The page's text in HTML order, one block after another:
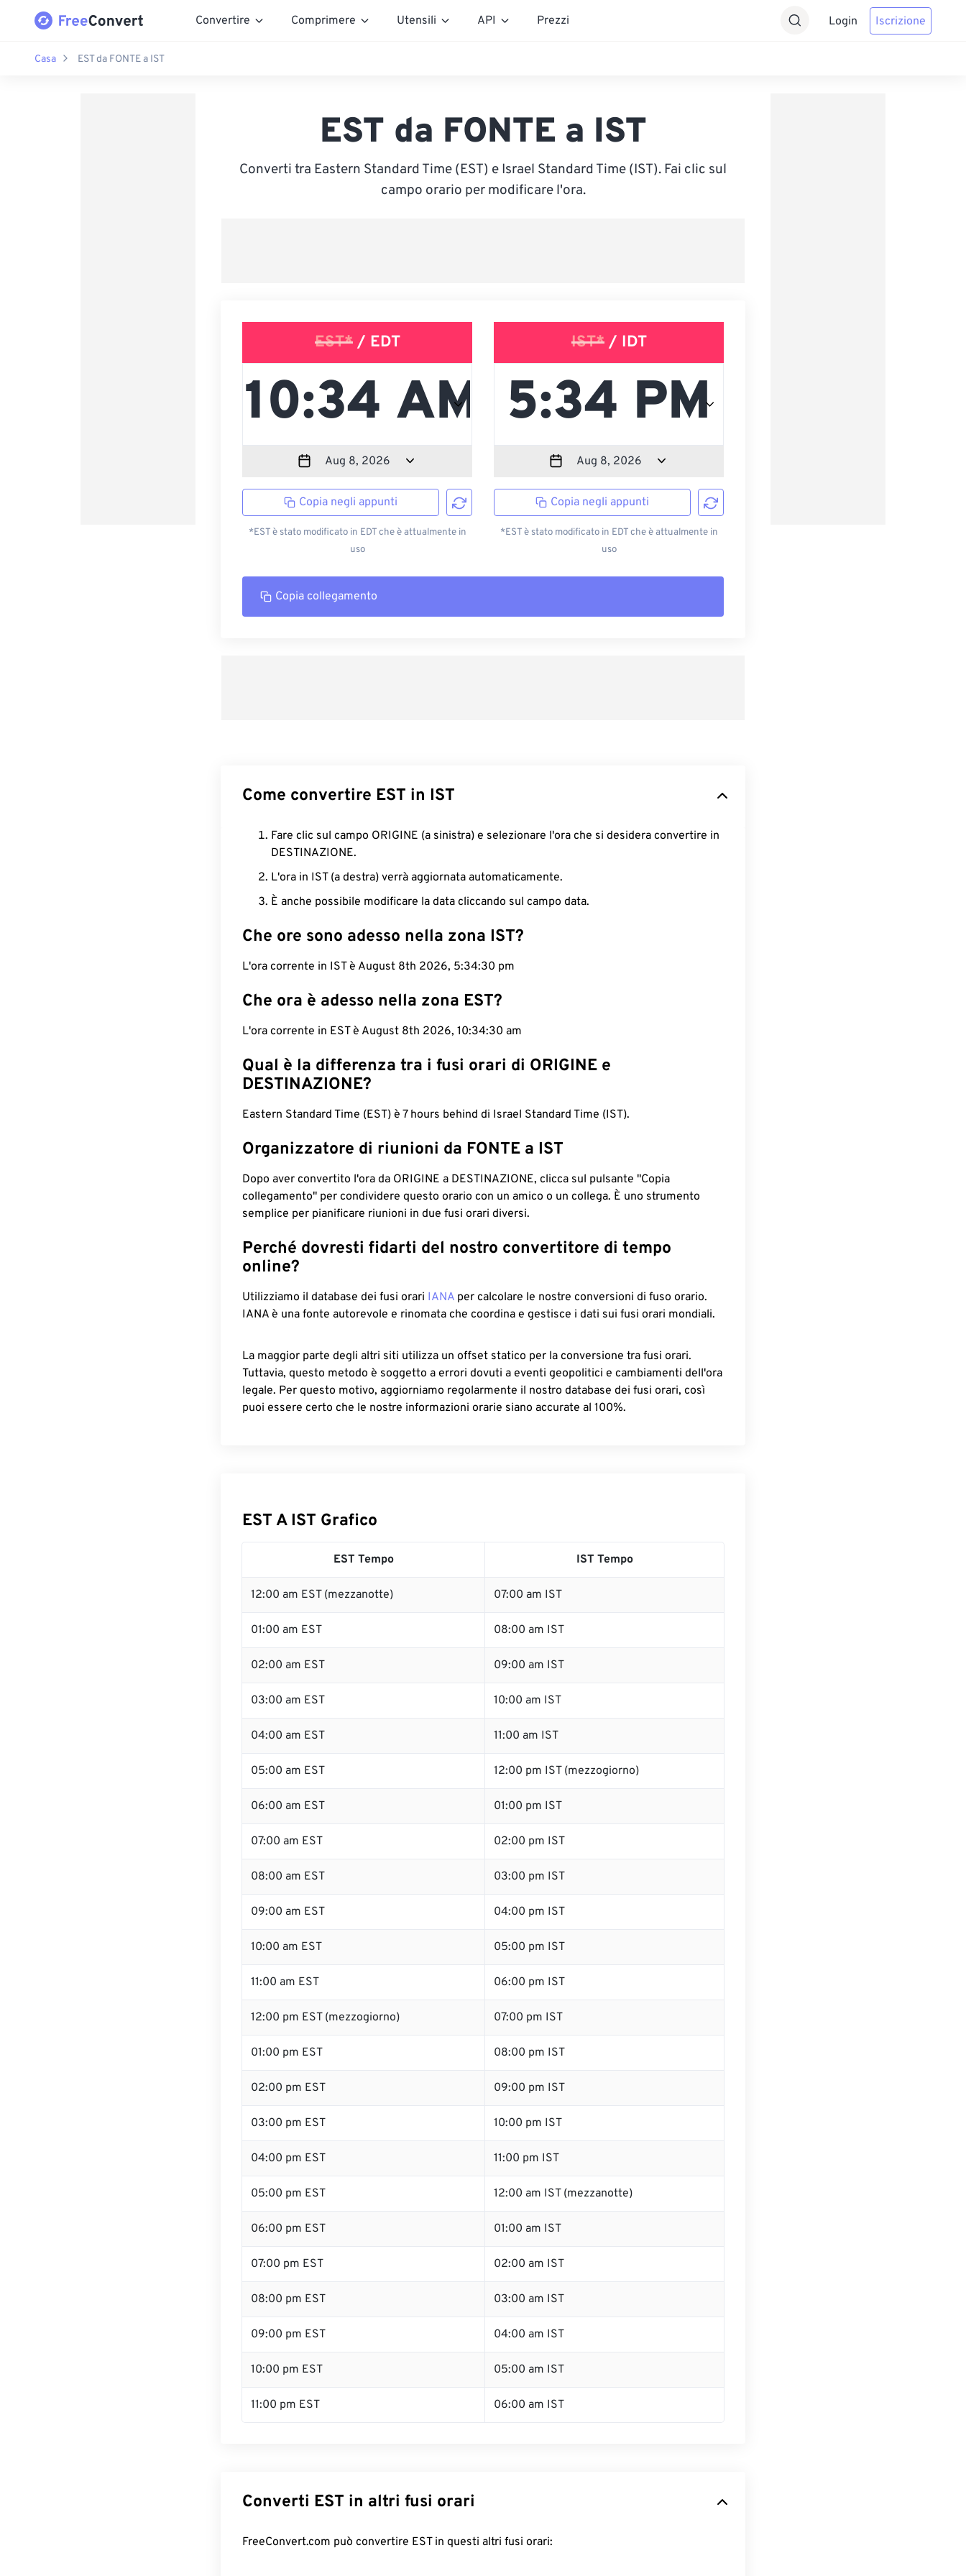
Convertire Comprimere Utensili API Prezzi Login Iscrizione
Casa EST da FONTE a IST
EST da FONTE a IST
Converti tra Eastern Standard Time (EST) e Israel Standard Time (IST). Fai clic sul
campo orario per modificare l'ora.
EST*/ EDT
Copia negli appunti
*EST è stato modificato in EDT che è attualmente in
uso
IST*/ IDT
Copia negli appunti
*EST è stato modificato in EDT che è attualmente in
uso
Copia collegamento
Come convertire EST in IST
Fare clic sul campo ORIGINE (a sinistra) e selezionare l'ora che si desidera convertire in
DESTINAZIONE.
L'ora in IST (a destra) verrà aggiornata automaticamente.
È anche possibile modificare la data cliccando sul campo data.
Che ore sono adesso nella zona IST?
L'ora corrente in IST è August 8th 2026, 5:34:31 pm
Che ora è adesso nella zona EST?
L'ora corrente in EST è August 8th 2026, 10:34:31 am
Qual è la differenza tra i fusi orari di ORIGINE e
DESTINAZIONE?
Eastern Standard Time (EST) è 7 hours behind di Israel Standard Time (IST).
Organizzatore di riunioni da FONTE a IST
Dopo aver convertito l'ora da ORIGINE a DESTINAZIONE, clicca sul pulsante "Copia
collegamento" per condividere questo orario con un amico o un collega. È uno strumento
semplice per pianificare riunioni in due fusi orari diversi.
Perché dovresti fidarti del nostro convertitore di tempo
online?
Utilizziamo il database dei fusi orari IANA per calcolare le nostre conversioni di fuso orario.
IANA è una fonte autorevole e rinomata che coordina e gestisce i dati sui fusi orari mondiali.
La maggior parte degli altri siti utilizza un offset statico per la conversione tra fusi orari.
Tuttavia, questo metodo è soggetto a errori dovuti a eventi geopolitici e cambiamenti dell'ora
legale. Per questo motivo, aggiorniamo regolarmente il nostro database dei fusi orari, così
puoi essere certo che le nostre informazioni orarie siano accurate al 100%.
EST A IST Grafico
EST Tempo IST Tempo
12:00 am EST (mezzanotte) 07:00 am IST
01:00 am EST 08:00 am IST
02:00 am EST 09:00 am IST
03:00 am EST 10:00 am IST
04:00 am EST 11:00 am IST
05:00 am EST 12:00 pm IST (mezzogiorno)
06:00 am EST 01:00 pm IST
07:00 am EST 02:00 pm IST
08:00 am EST 03:00 pm IST
09:00 am EST 04:00 pm IST
10:00 am EST 05:00 pm IST
11:00 am EST 06:00 pm IST
12:00 pm EST (mezzogiorno) 07:00 pm IST
01:00 pm EST 08:00 pm IST
02:00 pm EST 09:00 pm IST
03:00 pm EST 10:00 pm IST
04:00 pm EST 11:00 pm IST
05:00 pm EST 12:00 am IST (mezzanotte)
06:00 pm EST 01:00 am IST
07:00 pm EST 02:00 am IST
08:00 pm EST 03:00 am IST
09:00 pm EST 04:00 am IST
10:00 pm EST 05:00 am IST
11:00 pm EST 06:00 am IST
Converti EST in altri fusi orari
FreeConvert.com può convertire EST in questi altri fusi orari: